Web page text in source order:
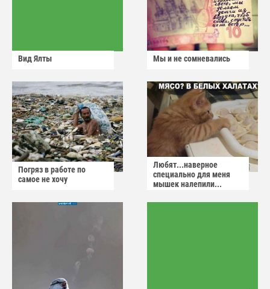
Вид Ялты Мы и не сомневались
Погряз в работе по
самое не хочу
Любят...наверное
специально для меня
мышек налепили...